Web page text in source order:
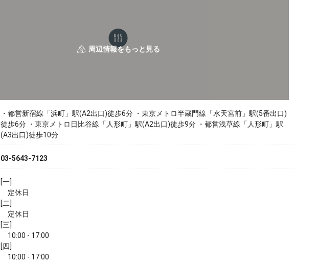
・都営新宿線「浜町」駅(A2出口)徒歩6分 ・東京メトロ半蔵門線「水天宮前」駅(5番出口)
徒歩6分 ・東京メトロ日比谷線「人形町」駅(A2出口)徒歩9分 ・都営浅草線「人形町」駅
(A3出口)徒歩10分
03-5643-7123
[一]
定休日
[二]
定休日
[三]
10:00 - 17:00
[四]
10:00 - 17:00